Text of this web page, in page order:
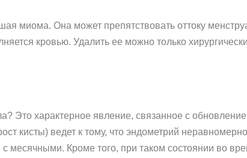
миома. Она может препятствовать оттоку
кровью. Удалить ее можно только
Это характерное явление, связанное с
кисты) ведет к тому, что эндометрий
месячными. Кроме того, при таком состоянии во